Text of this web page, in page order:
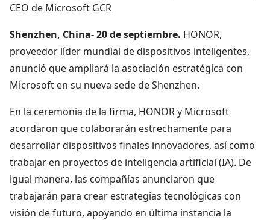
CEO de Microsoft GCR
Shenzhen, China- 20 de septiembre. HONOR,
proveedor líder mundial de dispositivos inteligentes,
anunció que ampliará la asociación estratégica con
Microsoft en su nueva sede de Shenzhen.
En la ceremonia de la firma, HONOR y Microsoft
acordaron que colaborarán estrechamente para
desarrollar dispositivos finales innovadores, así como
trabajar en proyectos de inteligencia artificial (IA). De
igual manera, las compañías anunciaron que
trabajarán para crear estrategias tecnológicas con
visión de futuro, apoyando en última instancia la